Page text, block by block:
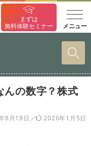
まずは
無料体験セミナー
メニュー
んの数字？株式
8月19日
2026年1月5日